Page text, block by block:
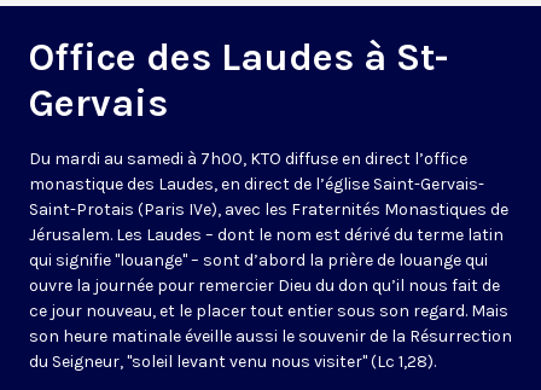
Office des Laudes à St-
Gervais
Du mardi au samedi à 7h00, KTO diffuse en direct l’office
monastique des Laudes, en direct de l’église Saint-Gervais-
Saint-Protais (Paris IVe), avec les Fraternités Monastiques de
Jérusalem. Les Laudes – dont le nom est dérivé du terme latin
qui signifie "louange" – sont d’abord la prière de louange qui
ouvre la journée pour remercier Dieu du don qu’il nous fait de
ce jour nouveau, et le placer tout entier sous son regard. Mais
son heure matinale éveille aussi le souvenir de la Résurrection
du Seigneur, "soleil levant venu nous visiter" (Lc 1,28).